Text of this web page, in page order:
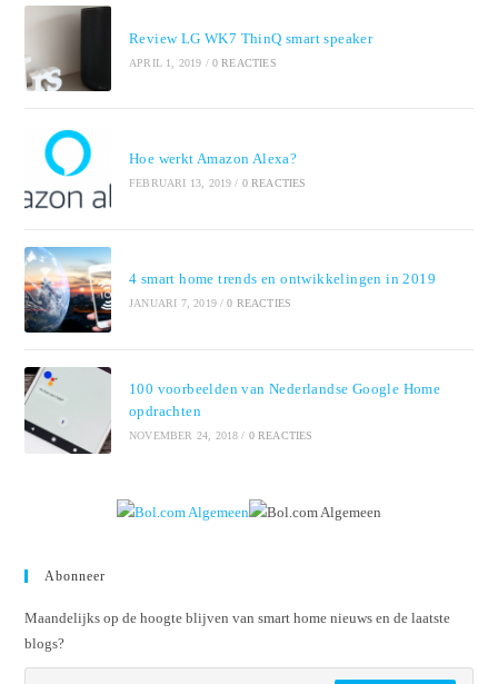
Review LG WK7 ThinQ smart speaker
APRIL 1, 2019 / 0 REACTIES
Hoe werkt Amazon Alexa?
FEBRUARI 13, 2019 / 0 REACTIES
4 smart home trends en ontwikkelingen in 2019
JANUARI 7, 2019 / 0 REACTIES
100 voorbeelden van Nederlandse Google Home
opdrachten
NOVEMBER 24, 2018 / 0 REACTIES
Abonneer
Maandelijks op de hoogte blijven van smart home nieuws en de laatste
blogs?